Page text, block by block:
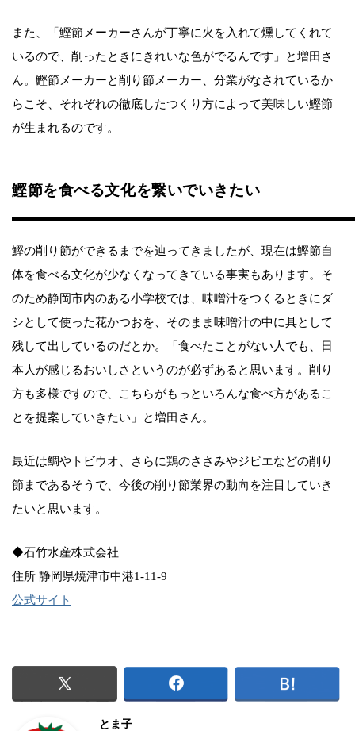
また、「鰹節メーカーさんが丁寧に火を入れて燻してくれて
いるので、削ったときにきれいな色がでるんです」と増田さ
ん。鰹節メーカーと削り節メーカー、分業がなされているか
らこそ、それぞれの徹底したつくり方によって美味しい鰹節
が生まれるのです。
鰹節を食べる文化を繋いでいきたい
鰹の削り節ができるまでを辿ってきましたが、現在は鰹節自
体を食べる文化が少なくなってきている事実もあります。そ
のため静岡市内のある小学校では、味噌汁をつくるときにダ
シとして使った花かつおを、そのまま味噌汁の中に具として
残して出しているのだとか。「食べたことがない人でも、日
本人が感じるおいしさというのが必ずあると思います。削り
方も多様ですので、こちらがもっといろんな食べ方があるこ
とを提案していきたい」と増田さん。
最近は鯛やトビウオ、さらに鶏のささみやジビエなどの削り
節まであるそうで、今後の削り節業界の動向を注目していき
たいと思います。
◆石竹水産株式会社
住所 静岡県焼津市中港1-11-9
公式サイト
とま子